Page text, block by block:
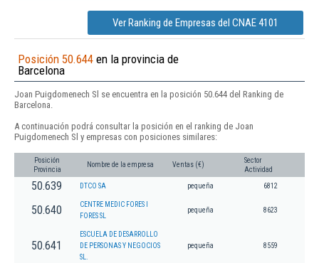
Ver Ranking de Empresas del CNAE 4101
Posición 50.644 en la provincia de
Barcelona
Joan Puigdomenech Sl se encuentra en la posición 50.644 del Ranking de
Barcelona.
A continuación podrá consultar la posición en el ranking de Joan
Puigdomenech Sl y empresas con posiciones similares:
Posición
Provincia
Nombre de la empresa Ventas (€)
Sector
Actividad
50.639 DTCO SA pequeña 6812
50.640
CENTRE MEDIC FORES I
FORES SL
pequeña 8623
50.641
ESCUELA DE DESARROLLO
DE PERSONAS Y NEGOCIOS
SL.
pequeña 8559